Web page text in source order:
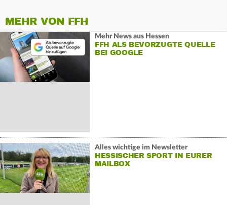
MEHR VON FFH
Mehr News aus Hessen
FFH ALS BEVORZUGTE QUELLE
BEI GOOGLE
Alles wichtige im Newsletter
HESSISCHER SPORT IN EURER
MAILBOX